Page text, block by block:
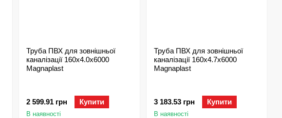
Труба ПВХ для зовнішньої
каналізації 160х4.0x6000
Magnaplast
2 599.91 грн Купити
В наявності
Труба ПВХ для зовнішньої
каналізації 160х4.7х6000
Magnaplast
3 183.53 грн Купити
В наявності